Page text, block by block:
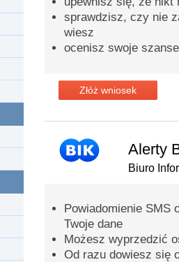
sprawdzisz, czy nie
wiesz
ocenisz swoje
Złóż wniosek
Alerty
Biuro
Powiadomienie SMS
Twoje dane
Możesz wyprzedzić
Od razu dowiesz się